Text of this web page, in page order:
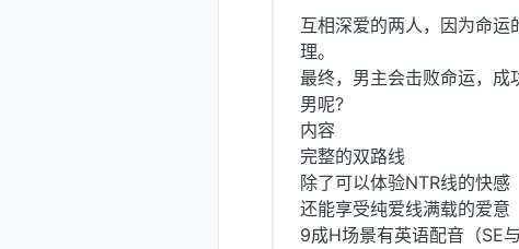
互相深爱的两人，因为命运
理。
最终，男主会击败命运，成
男呢?
内容
完整的双路线
除了可以体验NTR线的快感
还能享受纯爱线满载的爱意
9成H场景有英语配音（SE